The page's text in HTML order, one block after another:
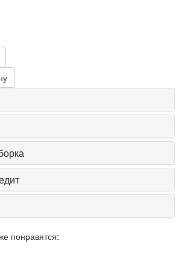
понравятся: